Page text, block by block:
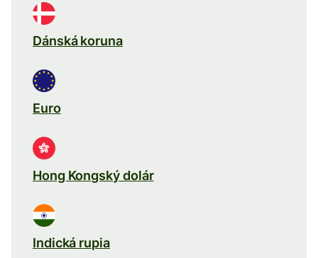
Dánská koruna
Euro
Hong Kongský dolár
Indická rupia